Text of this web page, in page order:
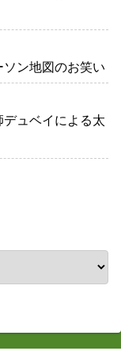
ン地図のお笑い
ュベイによる太